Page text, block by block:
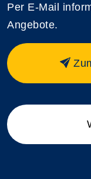
Per E-Mail
Angebote.